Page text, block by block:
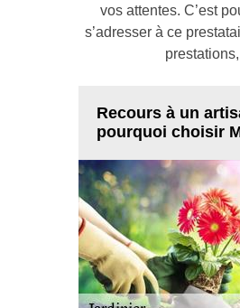
vos attentes. C’est
s’adresser à ce
Recours à un
pourquoi choisir